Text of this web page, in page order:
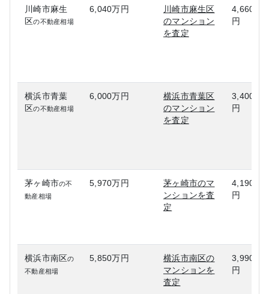
川崎市麻生
区の不動産相場
6,040万円
川崎市麻生区
のマンション
を査定
4,660万
円
横浜市青葉
区の不動産相場
6,000万円
横浜市青葉区
のマンション
を査定
3,400万
円
茅ヶ崎市の不
動産相場
5,970万円
茅ヶ崎市のマ
ンションを査
定
4,190万
円
横浜市南区の
不動産相場
5,850万円
横浜市南区の
マンションを
査定
3,990万
円